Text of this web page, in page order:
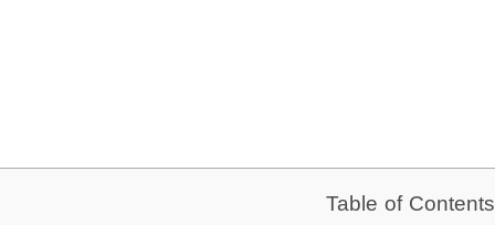
Table of Contents